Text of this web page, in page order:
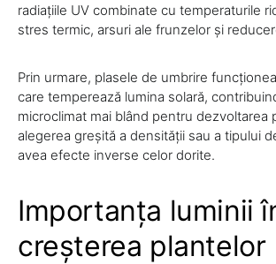
radiațiile UV combinate cu temperaturile
stres termic, arsuri ale frunzelor și
Prin urmare, plasele de umbrire
care temperează lumina solară,
microclimat mai blând pentru dezvoltarea
alegerea greșită a densității sau a tipului
avea efecte inverse celor dorite.
Importanța luminii
creșterea plantelor